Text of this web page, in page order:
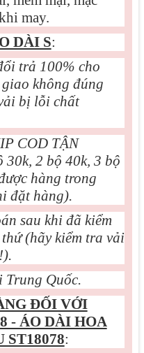
may.
DÀI S:
trả 100% cho
không đúng
bị lỗi chất
COD TẬN
2 bộ 40k, 3 bộ
hàng trong
đặt hàng).
sau khi đã kiểm
(hãy kiểm tra vải
Trung Quốc.
ĐỐI VỚI
- ÁO DÀI HOA
ST18078: